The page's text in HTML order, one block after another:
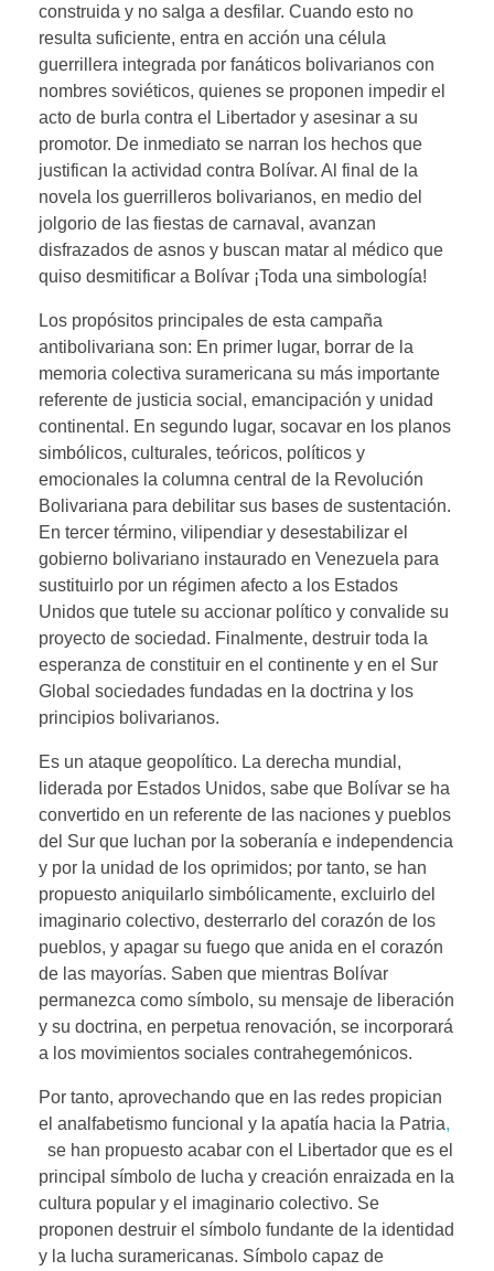
construida y no salga a desfilar. Cuando esto no
resulta suficiente, entra en acción una célula
guerrillera integrada por fanáticos bolivarianos con
nombres soviéticos, quienes se proponen impedir el
acto de burla contra el Libertador y asesinar a su
promotor. De inmediato se narran los hechos que
justifican la actividad contra Bolívar. Al final de la
novela los guerrilleros bolivarianos, en medio del
jolgorio de las fiestas de carnaval, avanzan
disfrazados de asnos y buscan matar al médico que
quiso desmitificar a Bolívar ¡Toda una simbología!
Los propósitos principales de esta campaña
antibolivariana son: En primer lugar, borrar de la
memoria colectiva suramericana su más importante
referente de justicia social, emancipación y unidad
continental. En segundo lugar, socavar en los planos
simbólicos, culturales, teóricos, políticos y
emocionales la columna central de la Revolución
Bolivariana para debilitar sus bases de sustentación.
En tercer término, vilipendiar y desestabilizar el
gobierno bolivariano instaurado en Venezuela para
sustituirlo por un régimen afecto a los Estados
Unidos que tutele su accionar político y convalide su
proyecto de sociedad. Finalmente, destruir toda la
esperanza de constituir en el continente y en el Sur
Global sociedades fundadas en la doctrina y los
principios bolivarianos.
Es un ataque geopolítico. La derecha mundial,
liderada por Estados Unidos, sabe que Bolívar se ha
convertido en un referente de las naciones y pueblos
del Sur que luchan por la soberanía e independencia
y por la unidad de los oprimidos; por tanto, se han
propuesto aniquilarlo simbólicamente, excluirlo del
imaginario colectivo, desterrarlo del corazón de los
pueblos, y apagar su fuego que anida en el corazón
de las mayorías. Saben que mientras Bolívar
permanezca como símbolo, su mensaje de liberación
y su doctrina, en perpetua renovación, se incorporará
a los movimientos sociales contrahegemónicos.
Por tanto, aprovechando que en las redes propician
el analfabetismo funcional y la apatía hacia la Patria,
se han propuesto acabar con el Libertador que es el
principal símbolo de lucha y creación enraizada en la
cultura popular y el imaginario colectivo. Se
proponen destruir el símbolo fundante de la identidad
y la lucha suramericanas. Símbolo capaz de